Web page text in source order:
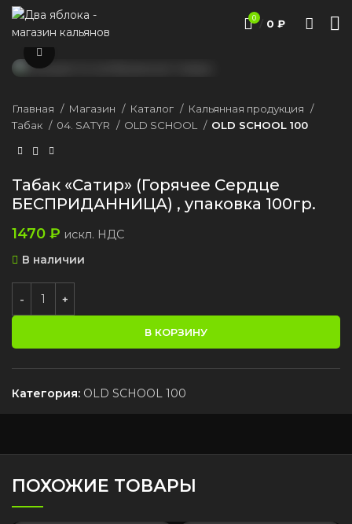
0 / 0 ₽
Главная Магазин Каталог
Кальянная продукция
Табак
04. SATYR OLD SCHOOL OLD SCHOOL 100
Табак «Сатир» (Горячее Сердце
БЕСПРИДАННИЦА) , упаковка 100гр.
1470 ₽ искл. НДС
В наличии
В КОРЗИНУ
Категория: OLD SCHOOL 100
ПОХОЖИЕ ТОВАРЫ